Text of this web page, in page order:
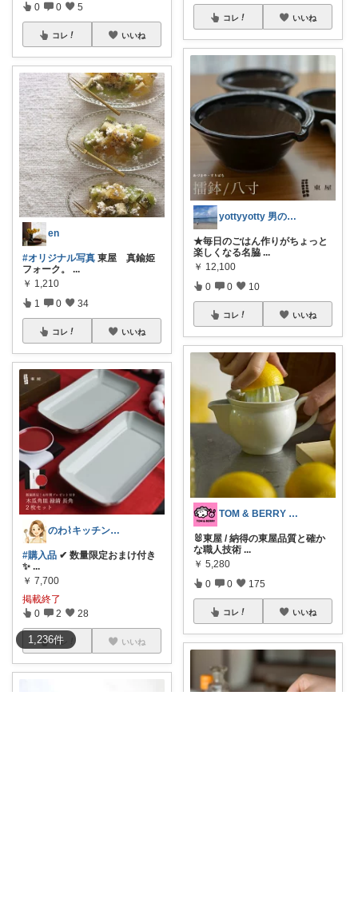
1,236件
0 0 5
コレ いいね
en
#オリジナル写真 東屋 真鍮姫
フォーク。 ...
￥ 1,210
1 0 34
コレ いいね
のわ⌇キッチンと食器と暮らしの道具🫖
#購入品 ✔︎︎︎︎ 数量限定おまけ付き
✨ ...
￥ 7,700
掲載終了
0 2 28
コレ いいね
コレ いいね
yottyyotty 男の子ママの暮らし
★毎日のごはん作りがちょっと
楽しくなる名脇 ...
￥ 12,100
0 0 10
コレ いいね
TOM & BERRY 🐶🐰💕
🐰東屋 / 納得の東屋品質と確か
な職人技術 ...
￥ 5,280
0 0 175
コレ いいね